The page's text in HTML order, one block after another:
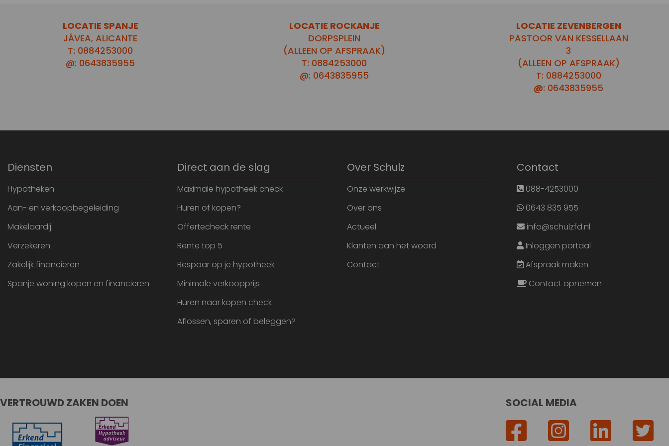
LOCATIE SPANJE
JÁVEA, ALICANTE
T: 0884253000
@: 0643835955
LOCATIE ROCKANJE
DORPSPLEIN
(ALLEEN OP AFSPRAAK)
T: 0884253000
@: 0643835955
LOCATIE ZEVENBERGEN
PASTOOR VAN KESSELLAAN
3
(ALLEEN OP AFSPRAAK)
T: 0884253000
@: 0643835955
Diensten
Hypotheken
Aan- en verkoopbegeleiding
Makelaardij
Verzekeren
Zakelijk financieren
Spanje woning kopen en financieren
Direct aan de slag
Maximale hypotheek check
Huren of kopen?
Offertecheck rente
Rente top 5
Bespaar op je hypotheek
Minimale verkoopprijs
Huren naar kopen check
Aflossen, sparen of beleggen?
Over Schulz
Onze werkwijze
Over ons
Actueel
Klanten aan het woord
Contact
Contact
088-4253000
0643 835 955
info@schulzfd.nl
Inloggen portaal
Afspraak maken
Contact opnemen
VERTROUWD ZAKEN DOEN SOCIAL MEDIA